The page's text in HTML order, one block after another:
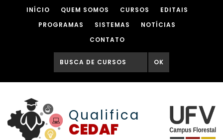
INÍCIO QUEM SOMOS CURSOS
EDITAIS
PROGRAMAS
SISTEMAS
NOTÍCIAS
CONTATO
OK
Qualifica
CEDAF